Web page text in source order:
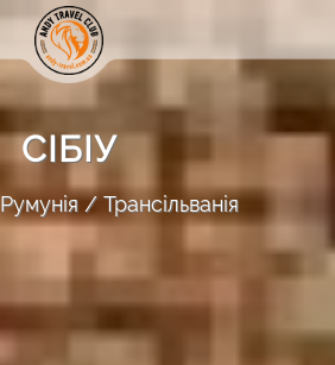
СІБІУ
Румунія Трансільванія